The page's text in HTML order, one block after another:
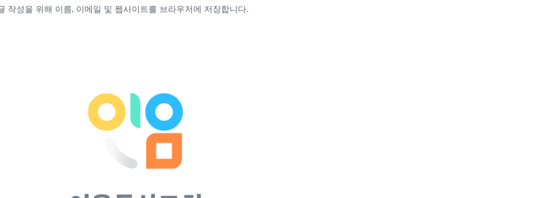
작성을 위해 이름, 이메일 및 웹사이트를 브라우저에 저장합니다.